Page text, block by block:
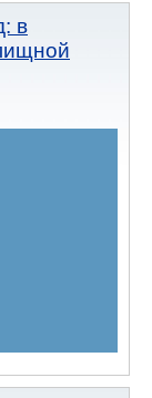
в